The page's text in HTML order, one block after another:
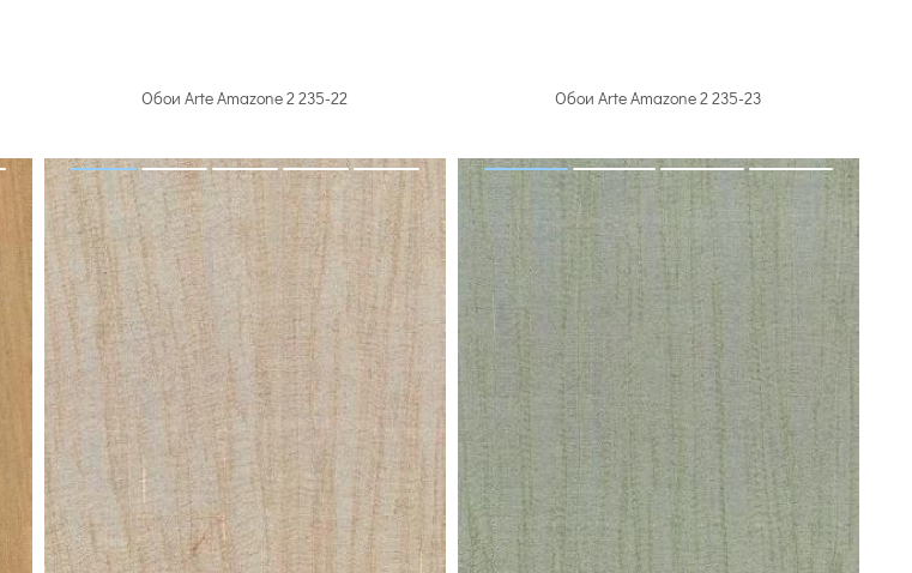
Обои Arte Amazone 2 235-22 Обои Arte Amazone 2 235-23